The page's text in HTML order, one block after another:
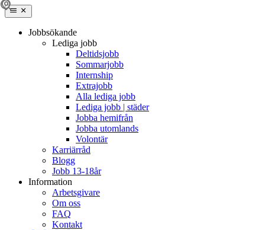
Jobbsökande
Lediga jobb
Deltidsjobb
Sommarjobb
Internship
Extrajobb
Alla lediga jobb
Lediga jobb | städer
Jobba hemifrån
Jobba utomlands
Volontär
Karriärråd
Blogg
Jobb 13-18år
Information
Arbetsgivare
Om oss
FAQ
Kontakt